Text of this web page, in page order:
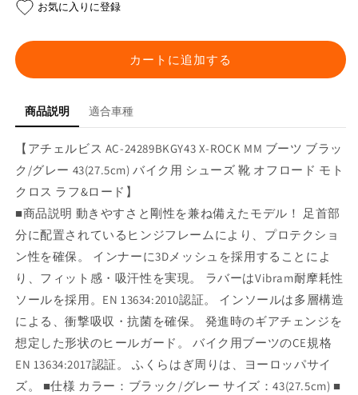
ブ
ッ
ク/
グ
レ
ー
43(27.5cm)
の
数
量
を
減
ら
す
ブ
ッ
ク/
グ
レ
ー
43(27.5cm)
の
数
量
を
増
や
す
お気に入りに登録
カートに追加する
商品説明 適合車種
【アチェルビス AC-24289BKGY43 X-ROCK MM ブーツ ブラッ
ク/グレー 43(27.5cm) バイク用 シューズ 靴 オフロード モト
クロス ラフ&ロード】
■商品説明 動きやすさと剛性を兼ね備えたモデル！ 足首部
分に配置されているヒンジフレームにより、プロテクショ
ン性を確保。 インナーに3Dメッシュを採用することによ
り、フィット感・吸汗性を実現。 ラバーはVibram耐摩耗性
ソールを採用。EN 13634:2010認証。 インソールは多層構造
による、衝撃吸収・抗菌を確保。 発進時のギアチェンジを
想定した形状のヒールガード。 バイク用ブーツのCE規格
EN 13634:2017認証。 ふくらはぎ周りは、ヨーロッパサイ
ズ。 ■仕様 カラー：ブラック/グレー サイズ：43(27.5cm) ■